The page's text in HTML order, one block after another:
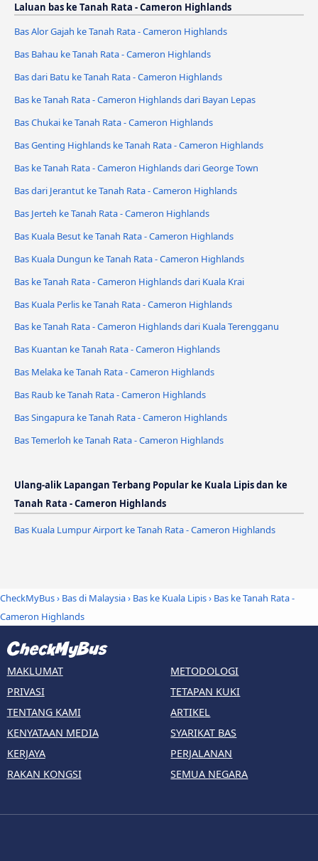
Laluan bas ke Tanah Rata - Cameron Highlands
Bas Alor Gajah ke Tanah Rata - Cameron Highlands
Bas Bahau ke Tanah Rata - Cameron Highlands
Bas dari Batu ke Tanah Rata - Cameron Highlands
Bas ke Tanah Rata - Cameron Highlands dari Bayan Lepas
Bas Chukai ke Tanah Rata - Cameron Highlands
Bas Genting Highlands ke Tanah Rata - Cameron Highlands
Bas ke Tanah Rata - Cameron Highlands dari George Town
Bas dari Jerantut ke Tanah Rata - Cameron Highlands
Bas Jerteh ke Tanah Rata - Cameron Highlands
Bas Kuala Besut ke Tanah Rata - Cameron Highlands
Bas Kuala Dungun ke Tanah Rata - Cameron Highlands
Bas ke Tanah Rata - Cameron Highlands dari Kuala Krai
Bas Kuala Perlis ke Tanah Rata - Cameron Highlands
Bas ke Tanah Rata - Cameron Highlands dari Kuala Terengganu
Bas Kuantan ke Tanah Rata - Cameron Highlands
Bas Melaka ke Tanah Rata - Cameron Highlands
Bas Raub ke Tanah Rata - Cameron Highlands
Bas Singapura ke Tanah Rata - Cameron Highlands
Bas Temerloh ke Tanah Rata - Cameron Highlands
Ulang-alik Lapangan Terbang Popular ke Kuala Lipis dan ke
Tanah Rata - Cameron Highlands
Bas Kuala Lumpur Airport ke Tanah Rata - Cameron Highlands
CheckMyBus› Bas di Malaysia› Bas ke Kuala Lipis› Bas ke Tanah Rata -
Cameron Highlands
MAKLUMAT
PRIVASI
TENTANG KAMI
KENYATAAN MEDIA
KERJAYA
RAKAN KONGSI
METODOLOGI
TETAPAN KUKI
ARTIKEL
SYARIKAT BAS
PERJALANAN
SEMUA NEGARA